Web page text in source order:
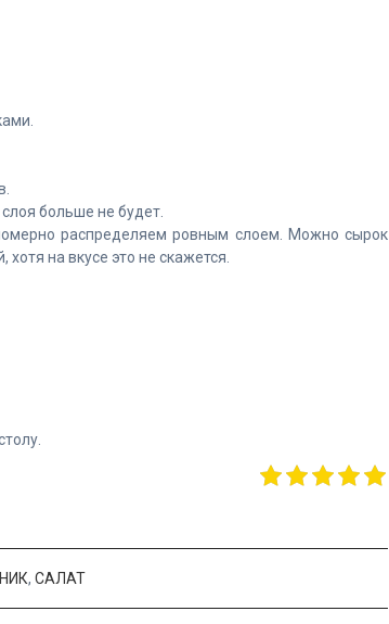
больше не будет.
распределяем ровным слоем. Можно сырок
хотя на вкусе это не скажется.
,САЛАТ